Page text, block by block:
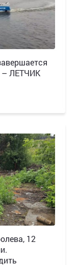
– ЛЕТЧИК
12